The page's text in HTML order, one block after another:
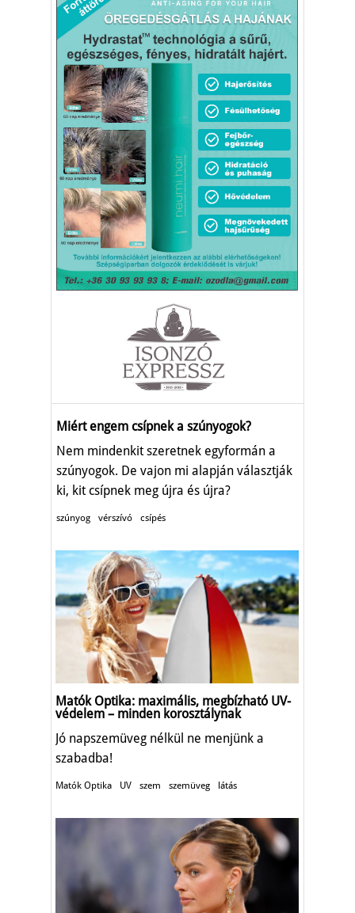
Miért engem csípnek a szúnyogok?
Nem mindenkit szeretnek egyformán a
szúnyogok. De vajon mi alapján választják
ki, kit csípnek meg újra és újra?
szúnyog vérszívó csípés
Matók Optika: maximális, megbízható UV-
védelem – minden korosztálynak
Jó napszemüveg nélkül ne menjünk a
szabadba!
Matók Optika UV szem szemüveg látás